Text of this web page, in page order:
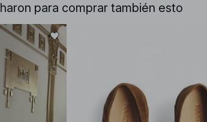
para comprar también esto